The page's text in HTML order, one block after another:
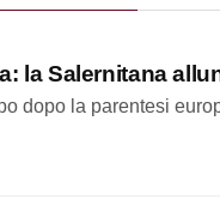
la Salernitana
dopo la parentesi